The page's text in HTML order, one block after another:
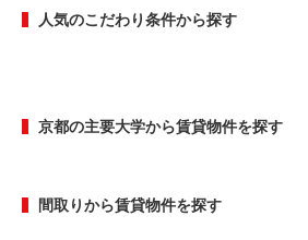
人気のこだわり条件から探す
京都の主要大学から賃貸物件を探す
間取りから賃貸物件を探す